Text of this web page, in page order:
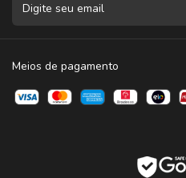
Meios de pagamento